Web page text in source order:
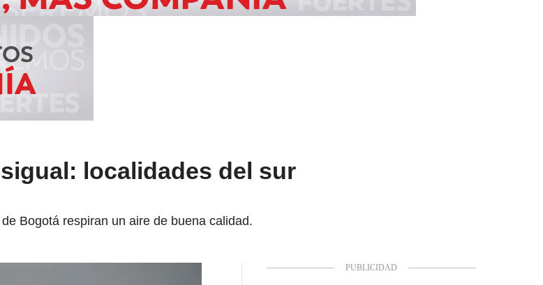
localidades del sur
Bogotá respiran un aire de buena calidad.